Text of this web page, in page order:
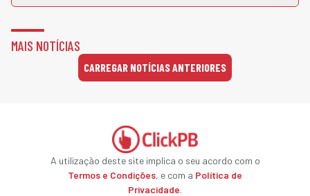
MAIS NOTÍCIAS
CARREGAR NOTÍCIAS ANTERIORES
A utilização deste site implica o seu acordo com o
Termos e Condições, e com a Política de
Privacidade.